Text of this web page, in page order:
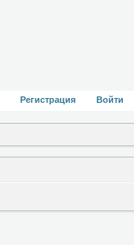
Регистрация Войти